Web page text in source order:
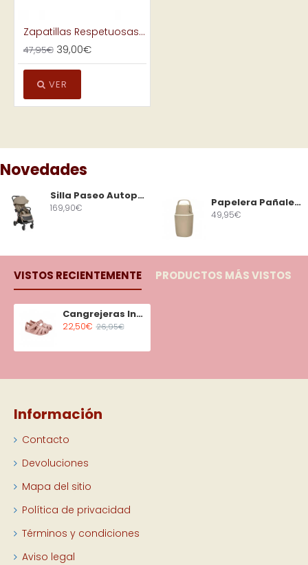
Zapatillas Respetuosas Infantil Igor Tennis Fresh Barefoot Suela Flexible Rosa
47,95€ 39,00€
VER
Novedades
Silla Paseo Autoplegable Eden Beige
169,90€ Papelera Pañales Avionaut Airwell Beige
49,95€
VISTOS RECIENTEMENTE PRODUCTOS MÁS VISTOS
Cangrejeras Infantil Igor Velcro Nemo Maquillaje
22,50€ 26,95€
Información
Contacto
Devoluciones
Mapa del sitio
Política de privacidad
Términos y condiciones
Aviso legal